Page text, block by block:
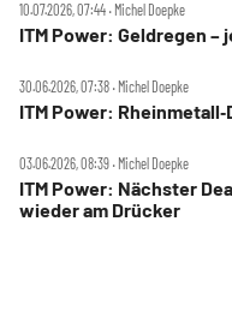
10.07.2026, 07:44 ‧ Michel Doepke
ITM Power: Geldregen –
30.06.2026, 07:38 ‧ Michel Doepke
ITM Power:
03.06.2026, 08:39 ‧ Michel Doepke
ITM Power: Nächster
wieder am Drücker